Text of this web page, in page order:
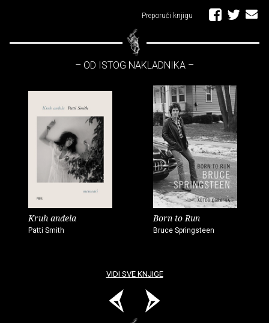
Preporuči knjigu
– OD ISTOG NAKLADNIKA –
Kruh anđela
Patti Smith
Born to Run
Bruce Springsteen
VIDI SVE KNJIGE